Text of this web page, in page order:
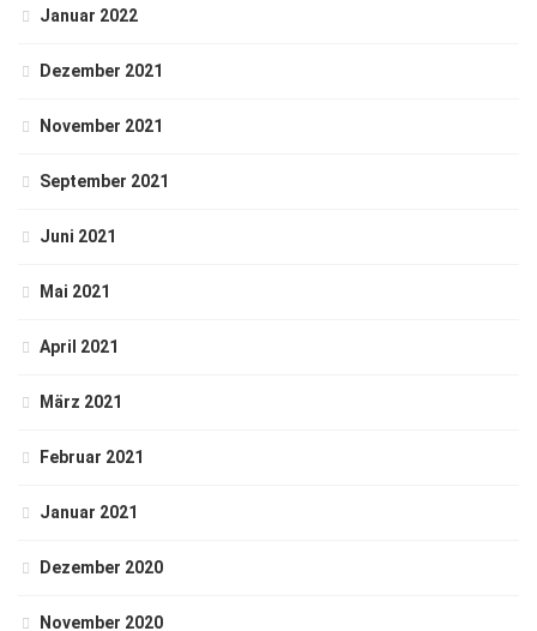
Januar 2022
Dezember 2021
November 2021
September 2021
Juni 2021
Mai 2021
April 2021
März 2021
Februar 2021
Januar 2021
Dezember 2020
November 2020